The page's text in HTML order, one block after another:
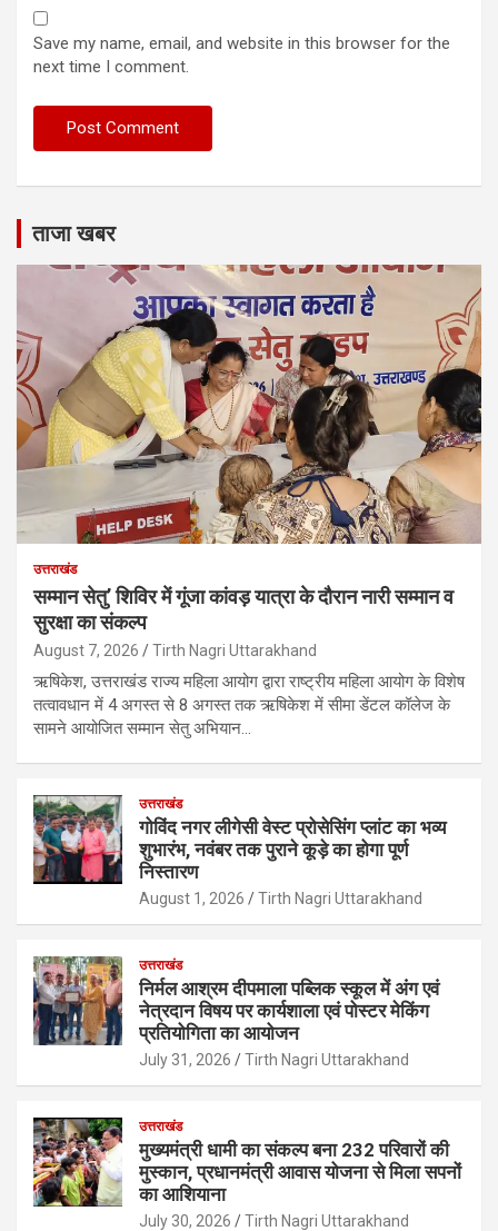
Save my name, email, and website in this browser for the
next time I comment.
ताजा खबर
उत्तराखंड
सम्मान सेतु’ शिविर में गूंजा कांवड़ यात्रा के दौरान नारी सम्मान व
सुरक्षा का संकल्प
August 7, 2026 Tirth Nagri Uttarakhand
ऋषिकेश, उत्तराखंड राज्य महिला आयोग द्वारा राष्ट्रीय महिला आयोग के विशेष
तत्वावधान में 4 अगस्त से 8 अगस्त तक ऋषिकेश में सीमा डेंटल कॉलेज के
सामने आयोजित सम्मान सेतु अभियान…
उत्तराखंड
गोविंद नगर लीगेसी वेस्ट प्रोसेसिंग प्लांट का भव्य
शुभारंभ, नवंबर तक पुराने कूड़े का होगा पूर्ण
निस्तारण
August 1, 2026 Tirth Nagri Uttarakhand
उत्तराखंड
निर्मल आश्रम दीपमाला पब्लिक स्कूल में अंग एवं
नेत्रदान विषय पर कार्यशाला एवं पोस्टर मेकिंग
प्रतियोगिता का आयोजन
July 31, 2026 Tirth Nagri Uttarakhand
उत्तराखंड
मुख्यमंत्री धामी का संकल्प बना 232 परिवारों की
मुस्कान, प्रधानमंत्री आवास योजना से मिला सपनों
का आशियाना
July 30, 2026 Tirth Nagri Uttarakhand